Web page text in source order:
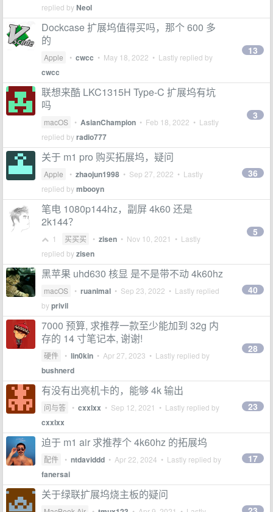
replied byNeol
Dockcase 扩展坞值得买吗，那个 600 多
的
Apple • cwcc • May 18, 2022 • Lastly replied by
cwcc
13
联想来酷 LKC1315H Type-C 扩展坞有坑
吗
macOS • AsianChampion • Feb 18, 2022 • Lastly
replied byradio777
3
关于 m1 pro 购买拓展坞，疑问
Apple • zhaojun1998 • Sep 27, 2022 • Lastly
replied bymbooyn
36
笔电 1080p144hz，副屏 4k60 还是
2k144？
1 买买买 • zisen • Nov 10, 2021 • Lastly
replied byzisen
5
黑苹果 uhd630 核显 是不是带不动 4k60hz
macOS • ruanimal • Sep 23, 2022 • Lastly replied
byprivil
40
7000 预算, 求推荐一款至少能加到 32g 内
存的 14 寸笔记本, 谢谢!
硬件 • lin0kin • Apr 27, 2023 • Lastly replied by
bushnerd
28
有没有出亮机卡的，能够 4k 输出
问与答 • cxxlxx • Sep 12, 2021 • Lastly replied by
cxxlxx
23
迫于 m1 air 求推荐个 4k60hz 的拓展坞
配件 • ntdaviddd • Apr 22, 2024 • Lastly replied by
fanersai
17
关于绿联扩展坞烧主板的疑问